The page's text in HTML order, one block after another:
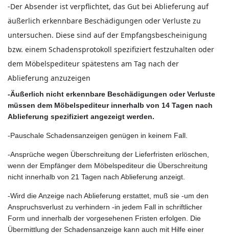
-Der Absender ist verpflichtet, das Gut bei Ablieferung auf
äußerlich erkennbare Beschädigungen oder Verluste zu
untersuchen. Diese sind auf der Empfangsbescheinigung
bzw. einem Schadensprotokoll spezifiziert festzuhalten oder
dem Möbelspediteur spätestens am Tag nach der
Ablieferung anzuzeigen
-Äußerlich nicht erkennbare Beschädigungen oder Verluste
müssen dem Möbelspediteur innerhalb von 14 Tagen nach
Ablieferung spezifiziert angezeigt werden.
-Pauschale Schadensanzeigen genügen in keinem Fall.
-Ansprüche wegen Überschreitung der Lieferfristen erlöschen,
wenn der Empfänger dem Möbelspediteur die Überschreitung
nicht innerhalb von 21 Tagen nach Ablieferung anzeigt.
-Wird die Anzeige nach Ablieferung erstattet, muß sie -um den
Anspruchsverlust zu verhindern -in jedem Fall in schriftlicher
Form und innerhalb der vorgesehenen Fristen erfolgen. Die
Übermittlung der Schadensanzeige kann auch mit Hilfe einer